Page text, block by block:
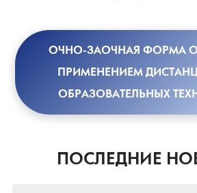
ОЧНО-ЗАОЧНАЯ ФОРМА
ПРИМЕНЕНИЕМ
ОБРАЗОВАТЕЛЬНЫХ
ПОСЛЕДНИЕ